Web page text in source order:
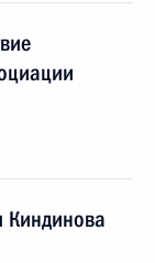
Киндинова